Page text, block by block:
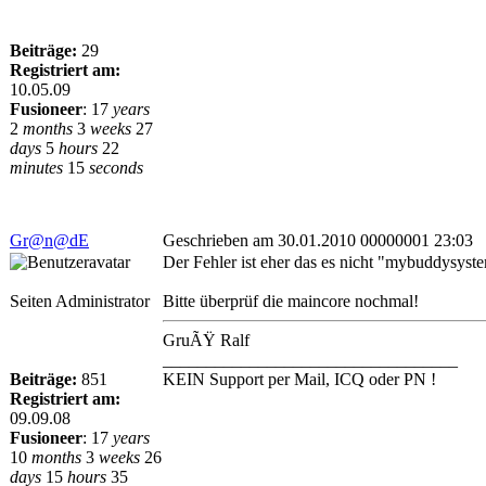
Beiträge: 29
Registriert am:
10.05.09
Fusioneer: 17 years
2 months 3 weeks 27
days 5 hours 22
minutes 15 seconds
Gr@n@dE Geschrieben am 30.01.2010 00000001 23:03
Seiten Administrator
Beiträge: 851
Registriert am:
09.09.08
Fusioneer: 17 years
10 months 3 weeks 26
days 15 hours 35
Der Fehler ist eher das es nicht
Bitte überprüf die maincore nochmal!
GruÃŸ Ralf
KEIN Support per Mail, ICQ oder PN !